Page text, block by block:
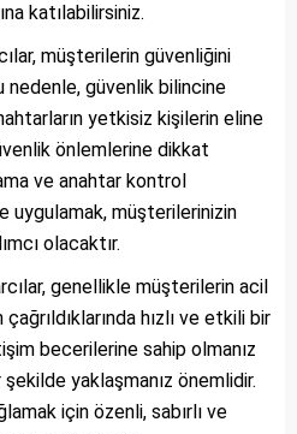
katılabilirsiniz.
müşterilerin güvenliğini
nedenle, güvenlik bilincine
yetkisiz kişilerin eline
önlemlerine dikkat
ve anahtar kontrol
uygulamak, müşterilerinizin
olacaktır.
genellikle müşterilerin acil
hızlı ve etkili bir
becerilerine sahip olmanız
yaklaşmanız önemlidir.
için özenli, sabırlı ve